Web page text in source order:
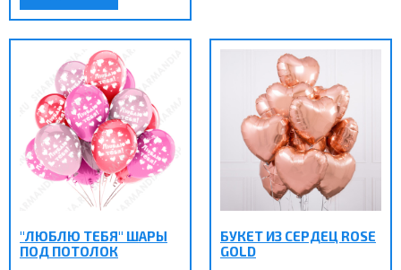
"ЛЮБЛЮ ТЕБЯ" ШАРЫ
ПОД ПОТОЛОК
БУКЕТ ИЗ СЕРДЕЦ ROSE
GOLD